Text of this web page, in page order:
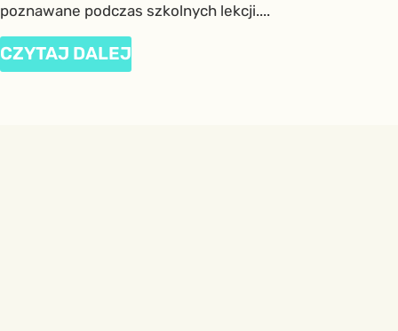
poznawane podczas szkolnych lekcji....
CZYTAJ DALEJ